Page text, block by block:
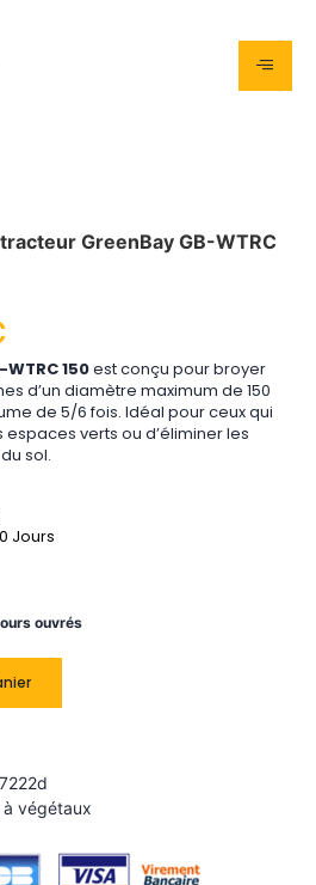
GreenBay GB-WTRC
150est conçu pour broyer
d’un diamètre maximum de 150
de 5/6 fois. Idéal pour ceux qui
verts ou d’éliminer les
sol.
Jours
ouvrés
à végétaux